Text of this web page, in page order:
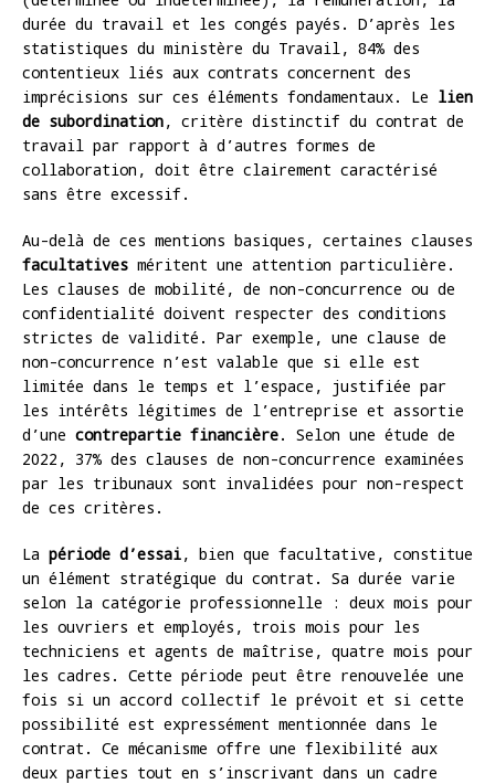
durée du travail et les congés payés. D’après les
statistiques du ministère du Travail, 84% des
contentieux liés aux contrats concernent des
imprécisions sur ces éléments fondamentaux. Le lien
de subordination, critère distinctif du contrat de
travail par rapport à d’autres formes de
collaboration, doit être clairement caractérisé
sans être excessif.
Au-delà de ces mentions basiques, certaines clauses
facultatives méritent une attention particulière.
Les clauses de mobilité, de non-concurrence ou de
confidentialité doivent respecter des conditions
strictes de validité. Par exemple, une clause de
non-concurrence n’est valable que si elle est
limitée dans le temps et l’espace, justifiée par
les intérêts légitimes de l’entreprise et assortie
d’une contrepartie financière. Selon une étude de
2022, 37% des clauses de non-concurrence examinées
par les tribunaux sont invalidées pour non-respect
de ces critères.
La période d’essai, bien que facultative, constitue
un élément stratégique du contrat. Sa durée varie
selon la catégorie professionnelle : deux mois pour
les ouvriers et employés, trois mois pour les
techniciens et agents de maîtrise, quatre mois pour
les cadres. Cette période peut être renouvelée une
fois si un accord collectif le prévoit et si cette
possibilité est expressément mentionnée dans le
contrat. Ce mécanisme offre une flexibilité aux
deux parties tout en s’inscrivant dans un cadre